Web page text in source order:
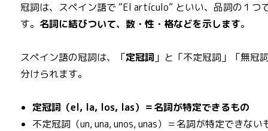
冠詞は、スペイン語で “El artículo” といい、品詞の１つ
す。 名詞に結びついて、数・性・格などを示します。
スペイン語の冠詞は、「定冠詞 」と「不定冠詞」「無冠
分けられます。
定冠詞（el, la, los, las）＝名詞が特定できるもの
不定冠詞（un, una, unos, unas）＝名詞が特定できない